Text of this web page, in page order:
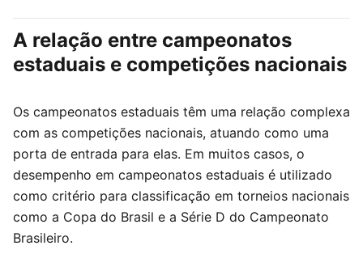
A relação entre campeonatos
estaduais e competições nacionais
Os campeonatos estaduais têm uma relação complexa
com as competições nacionais, atuando como uma
porta de entrada para elas. Em muitos casos, o
desempenho em campeonatos estaduais é utilizado
como critério para classificação em torneios nacionais
como a Copa do Brasil e a Série D do Campeonato
Brasileiro.